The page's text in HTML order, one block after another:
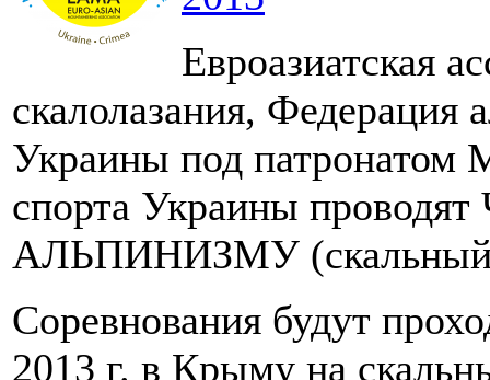
Евроазиатская
скалолазания, Федерация
Украины под патронатом
спорта Украины
АЛЬПИНИЗМУ (скальный
Соревнования будут
2013 г. в Крыму на